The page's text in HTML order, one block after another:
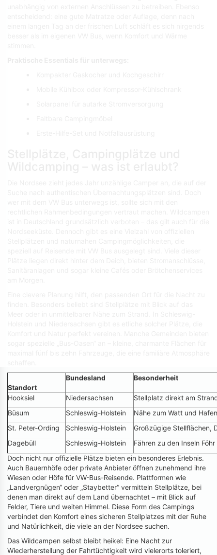
Standort
Bundesland Besonderheit
Hooksiel Niedersachsen
Stellplatz direkt am
Büsum
Schleswig-Holstein
Nähe zum Watt und Hafen
St. Peter-Ording
Schleswig-Holstein
Großzügige Stellflächen,
Dagebüll
Schleswig-Holstein
Fähren zu den Inseln Föhr
Doch nicht nur offizielle Plätze bieten ein besonderes Erlebnis.
Auch Bauernhöfe oder private Anbieter öffnen zunehmend ihre
Wiesen oder Höfe für VW-Bus-Reisende. Plattformen wie
„Landvergnügen“ oder „Staybetter“ vermitteln Stellplätze, bei
denen man direkt auf dem Land übernachtet – mit Blick auf
Felder, Tiere und weiten Himmel. Diese Form des Campings
verbindet den Komfort eines sicheren Stellplatzes mit der Ruhe
und Natürlichkeit, die viele an der Nordsee suchen.
Das Wildcampen selbst bleibt heikel: Eine Nacht zur
Wiederherstellung der Fahrtüchtigkeit wird vielerorts toleriert,